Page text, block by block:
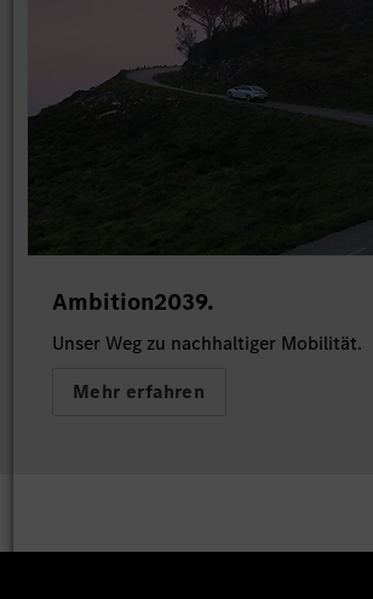
Ambition2039.
Unser Weg zu nachhaltiger Mobilität.
Mehr erfahren